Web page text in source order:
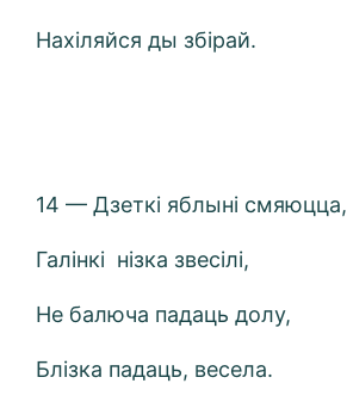
Нахіляйся ды збірай.
14 — Дзеткі яблыні смяюцца,
Галінкі нізка звесілі,
Не балюча падаць долу,
Блізка падаць, весела.